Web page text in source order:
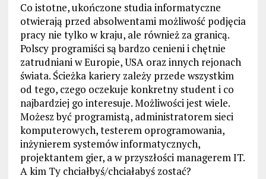
Co istotne, ukończone studia informatyczne
otwierają przed absolwentami możliwość podjęcia
pracy nie tylko w kraju, ale również za granicą.
Polscy programiści są bardzo cenieni i chętnie
zatrudniani w Europie, USA oraz innych rejonach
świata. Ścieżka kariery zależy przede wszystkim
od tego, czego oczekuje konkretny student i co
najbardziej go interesuje. Możliwości jest wiele.
Możesz być programistą, administratorem sieci
komputerowych, testerem oprogramowania,
inżynierem systemów informatycznych,
projektantem gier, a w przyszłości managerem IT.
A kim Ty chciałbyś/chciałabyś zostać?